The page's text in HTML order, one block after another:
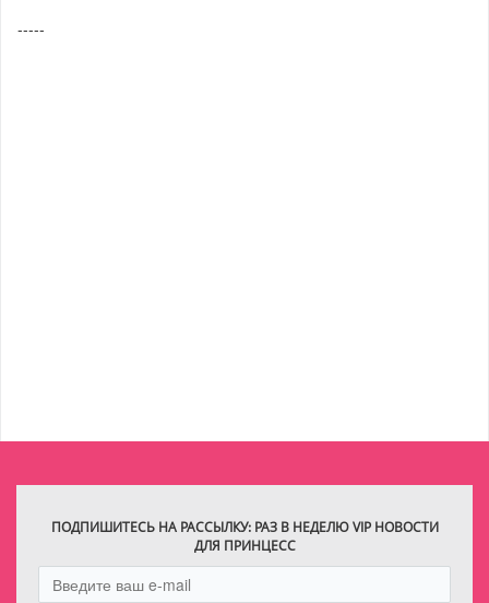
-----
ПОДПИШИТЕСЬ НА РАССЫЛКУ: РАЗ В НЕДЕЛЮ VIP НОВОСТИ
ДЛЯ ПРИНЦЕСС